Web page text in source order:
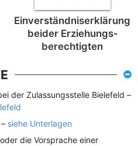
Einverständnis­erklärung
beider Erziehungs­
berechtigten
der Zulassungsstelle Bielefeld –
siehe Unterlagen
die Vorsprache einer